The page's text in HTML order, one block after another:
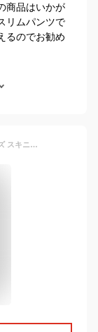
商品はいかが
リムパンツで
るのでお勧め
【メール便送料無料】スキニー デニム ジーンズ スキニーデニム /スーパー ストレッチ テーパード デニムパンツ/ アンクルパンツ 9分丈 スキニーパンツ メンズ デニムスキニー スリム ズボン ジーパン レディース 黒 春 夏服 夏 20代 30代 40代